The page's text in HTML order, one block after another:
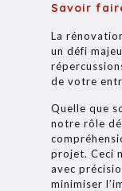
Savoir
La
un défi
de votre
Quelle que
notre rôle
projet. Ceci
avec
minimiser